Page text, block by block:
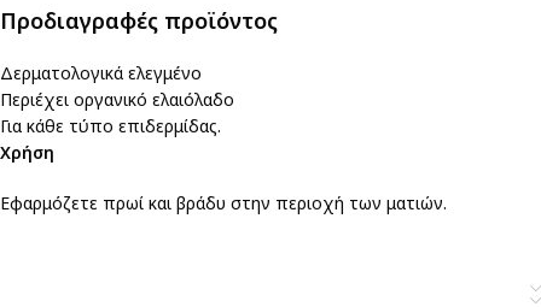
Προδιαγραφές προϊόντος
Δερματολογικά ελεγμένο
Περιέχει οργανικό ελαιόλαδο
Για κάθε τύπο επιδερμίδας.
Χρήση
Εφαρμόζετε πρωί και βράδυ στην περιοχή των ματιών.